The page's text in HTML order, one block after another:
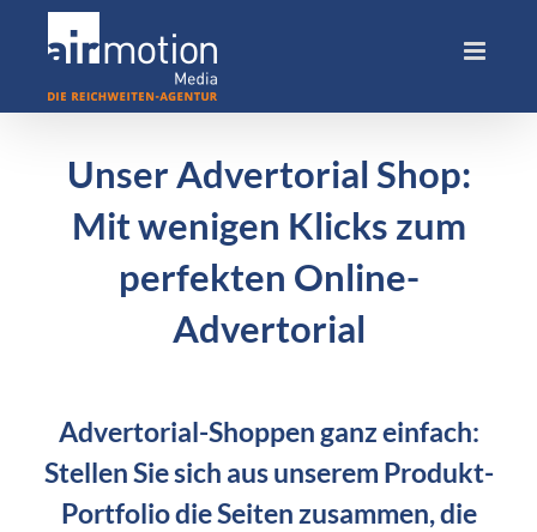
Unser Advertorial Shop:
Mit wenigen Klicks zum
perfekten Online-
Advertorial
Advertorial-Shoppen ganz einfach:
Stellen Sie sich aus unserem Produkt-
Portfolio die Seiten zusammen, die